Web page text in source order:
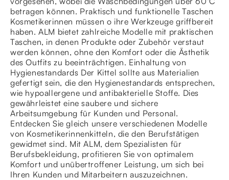
betragen können. Praktisch und funktionelle Taschen
Kosmetikerinnen müssen o ihre Werkzeuge griffbereit
haben. ALM bietet zahlreiche Modelle mit praktischen
Taschen, in denen Produkte oder Zubehör verstaut
werden können, ohne den Komfort oder die Ästhetik
des Outfits zu beeinträchtigen. Einhaltung von
Hygienestandards Der Kittel sollte aus Materialien
gefertigt sein, die den Hygienestandards entsprechen,
wie hypoallergene und antibakterielle Stoffe. Dies
gewährleistet eine saubere und sichere
Arbeitsumgebung für Kunden und Personal.
Entdecken Sie gleich unsere verschiedenen Modelle
von Kosmetikerinnenkitteln, die den Berufstätigen
gewidmet sind. Mit ALM, dem Spezialisten für
Berufsbekleidung, profitieren Sie von optimalem
Komfort und unübertroffener Leistung, um sich bei
Ihren Kunden und Mitarbeitern auszuzeichnen.